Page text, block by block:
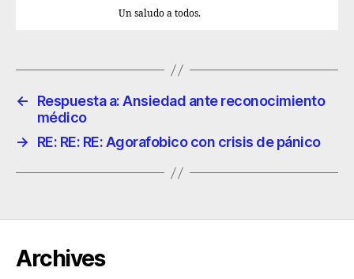
Un saludo a todos.
←
Respuesta a: Ansiedad ante reconocimiento
médico
→
RE: RE: RE: Agorafobico con crisis de pánico
Archives